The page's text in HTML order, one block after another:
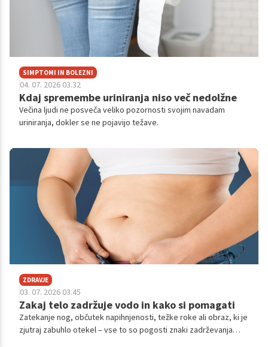
SIMPTOMI IN BOLEZNI
04. 07. 2026 03.32
Kdaj spremembe uriniranja niso več nedolžne
Večina ljudi ne posveča veliko pozornosti svojim navadam
uriniranja, dokler se ne pojavijo težave.
ZDRAVJE
03. 07. 2026 03.45
Zakaj telo zadržuje vodo in kako si pomagati
Zatekanje nog, občutek napihnjenosti, težke roke ali obraz, ki je
zjutraj zabuhlo otekel – vse to so pogosti znaki zadrževanja